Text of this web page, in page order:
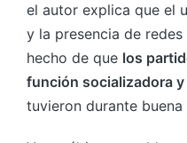
el autor explica que el
y la presencia de
hecho de que los
función socializadora
tuvieron durante